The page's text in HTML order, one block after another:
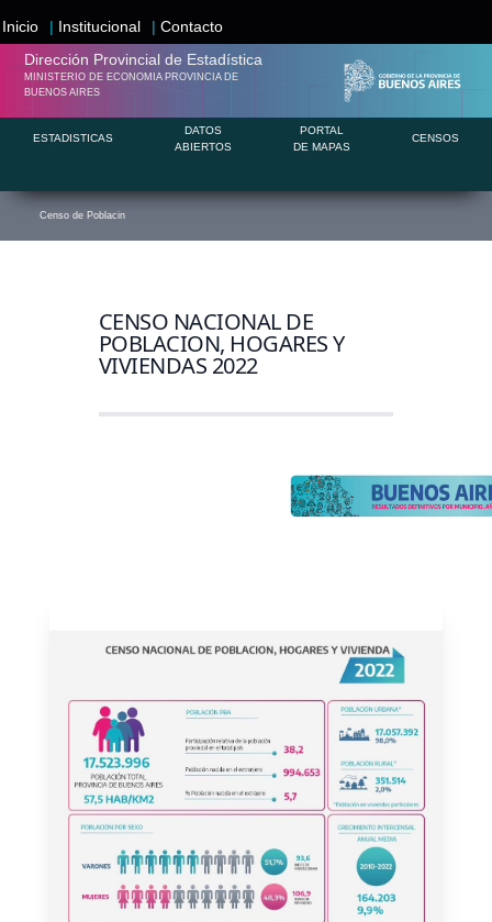
Inicio | Institucional | Contacto
Dirección Provincial de Estadística
MINISTERIO DE ECONOMIA PROVINCIA DE
BUENOS AIRES
ESTADISTICAS
DATOS
ABIERTOS
PORTAL
DE MAPAS
CENSOS
Censo de Poblacin
CENSO NACIONAL DE
POBLACION, HOGARES Y
VIVIENDAS 2022